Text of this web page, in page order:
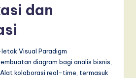
dan
Visual Paradigm
diagram bagi analis bisnis,
kolaborasi real-time, termasuk